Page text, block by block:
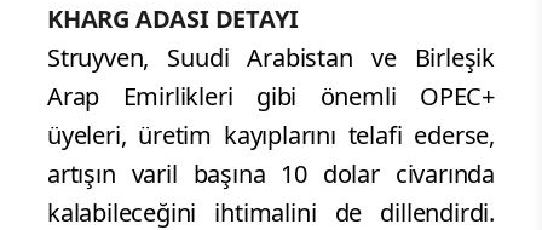
KHARG ADASI DETAYI
Struyven, Suudi Arabistan ve Birleşik
Arap Emirlikleri gibi önemli OPEC+
üyeleri, üretim kayıplarını telafi ederse,
artışın varil başına 10 dolar civarında
kalabileceğini ihtimalini de dillendirdi.